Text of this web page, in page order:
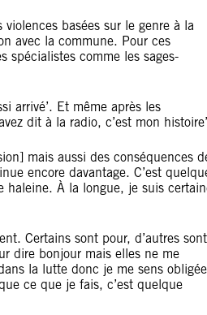
basées sur le genre à la
avec la commune. Pour ces
spécialistes comme les sages-
arrivé’. Et même après les
dit à la radio, c’est mon
mais aussi des conséquences
encore davantage. C’est
À la longue, je suis
Certains sont pour, d’autres sont
dire bonjour mais elles ne me
la lutte donc je me sens obligée
ce que je fais, c’est quelque